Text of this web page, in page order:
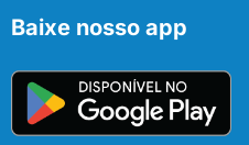
Baixe nosso app